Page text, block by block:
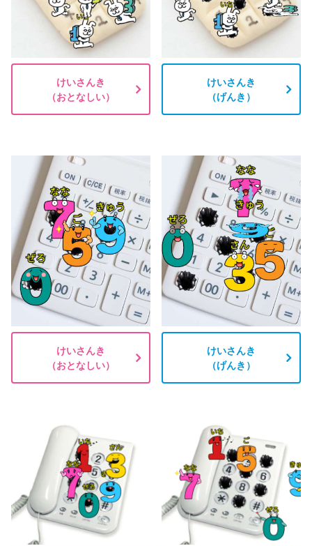
けいさんき
（おとなしい）
けいさんき
（げんき）
けいさんき
（おとなしい）
けいさんき
（げんき）